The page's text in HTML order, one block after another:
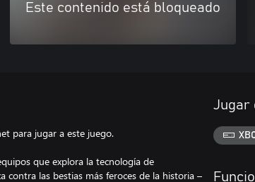
Este contenido está bloqueado
para jugar a este juego.
que explora la tecnología de
las bestias más feroces de la historia –
Jugar